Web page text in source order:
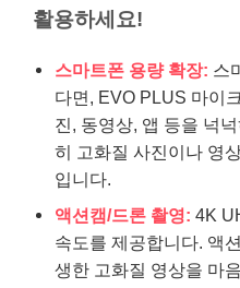
활용하세요!
스마트폰 용량 확장: 스
다면, EVO PLUS 마이
진, 동영상, 앱 등을 넉
히 고화질 사진이나 영
입니다.
액션캠/드론 촬영: 4K
속도를 제공합니다. 액
생한 고화질 영상을 마